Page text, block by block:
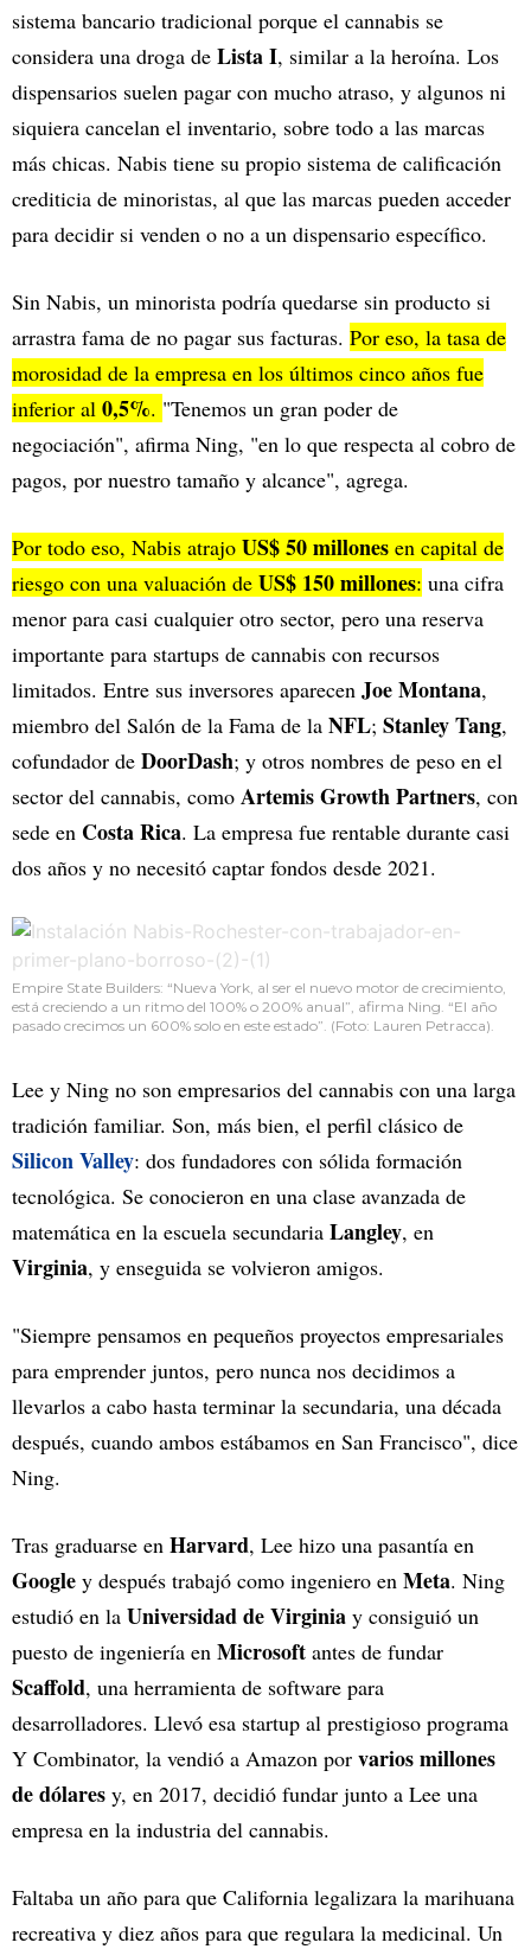
sistema bancario tradicional porque el cannabis se
considera una droga de Lista I, similar a la heroína. Los
dispensarios suelen pagar con mucho atraso, y algunos ni
siquiera cancelan el inventario, sobre todo a las marcas
más chicas. Nabis tiene su propio sistema de calificación
crediticia de minoristas, al que las marcas pueden acceder
para decidir si venden o no a un dispensario específico.
Sin Nabis, un minorista podría quedarse sin producto si
arrastra fama de no pagar sus facturas. Por eso, la tasa de
morosidad de la empresa en los últimos cinco años fue
inferior al 0,5%. "Tenemos un gran poder de
negociación", afirma Ning, "en lo que respecta al cobro de
pagos, por nuestro tamaño y alcance", agrega.
Por todo eso, Nabis atrajo US$ 50 millones en capital de
riesgo con una valuación de US$ 150 millones: una cifra
menor para casi cualquier otro sector, pero una reserva
importante para startups de cannabis con recursos
limitados. Entre sus inversores aparecen Joe Montana,
miembro del Salón de la Fama de la NFL; Stanley Tang,
cofundador de DoorDash; y otros nombres de peso en el
sector del cannabis, como Artemis Growth Partners, con
sede en Costa Rica. La empresa fue rentable durante casi
dos años y no necesitó captar fondos desde 2021.
Empire State Builders: “Nueva York, al ser el nuevo motor de crecimiento,
está creciendo a un ritmo del 100% o 200% anual”, afirma Ning. “El año
pasado crecimos un 600% solo en este estado”. (Foto: Lauren Petracca).
Lee y Ning no son empresarios del cannabis con una larga
tradición familiar. Son, más bien, el perfil clásico de
Silicon Valley: dos fundadores con sólida formación
tecnológica. Se conocieron en una clase avanzada de
matemática en la escuela secundaria Langley, en
Virginia, y enseguida se volvieron amigos.
"Siempre pensamos en pequeños proyectos empresariales
para emprender juntos, pero nunca nos decidimos a
llevarlos a cabo hasta terminar la secundaria, una década
después, cuando ambos estábamos en San Francisco", dice
Ning.
Tras graduarse en Harvard, Lee hizo una pasantía en
Google y después trabajó como ingeniero en Meta. Ning
estudió en la Universidad de Virginia y consiguió un
puesto de ingeniería en Microsoft antes de fundar
Scaffold, una herramienta de software para
desarrolladores. Llevó esa startup al prestigioso programa
Y Combinator, la vendió a Amazon por varios millones
de dólares y, en 2017, decidió fundar junto a Lee una
empresa en la industria del cannabis.
Faltaba un año para que California legalizara la marihuana
recreativa y diez años para que regulara la medicinal. Un